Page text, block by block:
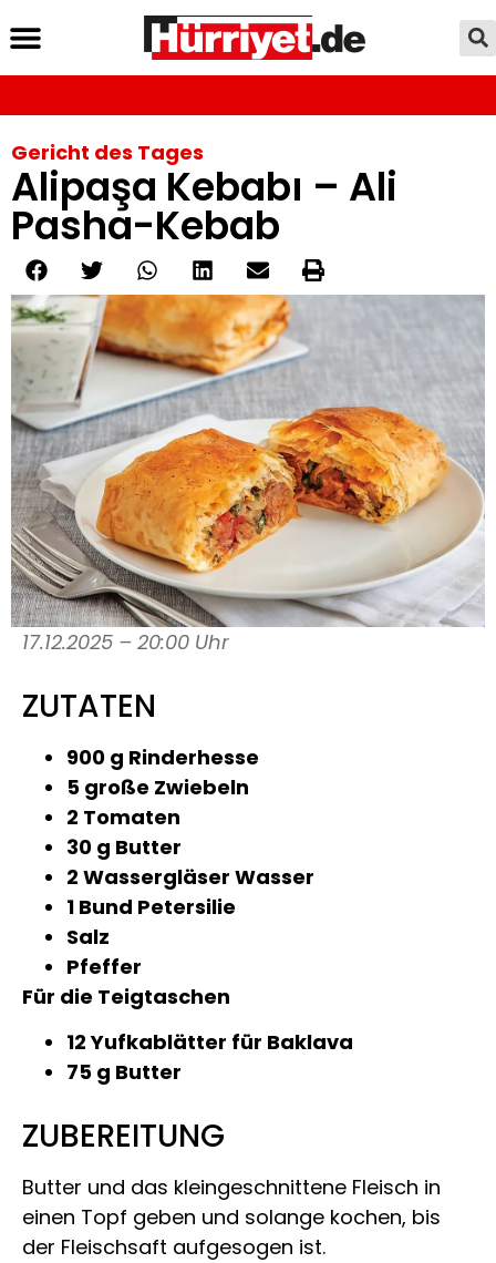
Gericht des Tages
Alipaşa Kebabı – Ali
Pasha-Kebab
17.12.2025 – 20:00 Uhr
ZUTATEN
900 g Rinderhesse
5 große Zwiebeln
2 Tomaten
30 g Butter
2 Wassergläser Wasser
1 Bund Petersilie
Salz
Pfeffer
Für die Teigtaschen
12 Yufkablätter für Baklava
75 g Butter
ZUBEREITUNG
Butter und das kleingeschnittene Fleisch in
einen Topf geben und solange kochen, bis
der Fleischsaft aufgesogen ist.